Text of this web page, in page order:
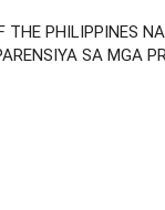
THE PHILIPPINES
SA MGA